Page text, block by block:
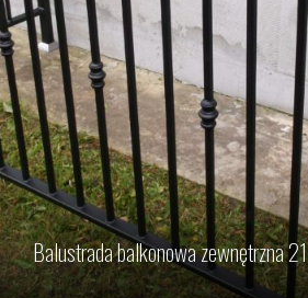
Balustrada balkonowa zewnętrzna 21